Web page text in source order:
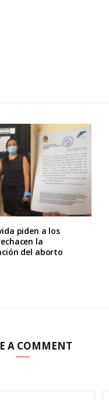
piden a los
la
del aborto
A COMMENT